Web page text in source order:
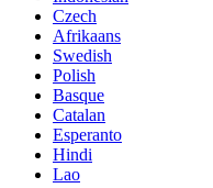
Czech
Afrikaans
Swedish
Polish
Basque
Catalan
Esperanto
Hindi
Lao